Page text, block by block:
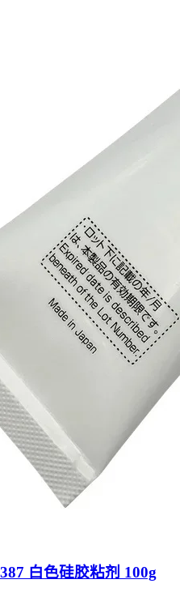
白色硅胶粘剂 100g